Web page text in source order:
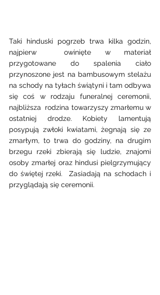
Taki hinduski pogrzeb trwa kilka godzin,
najpierw  owinięte w materiał
przygotowane do spalenia ciało
przynoszone jest na bambusowym stelażu
na schody na tyłach świątyni i tam odbywa
się coś w rodzaju funeralnej ceremonii,
najbliższa  rodzina towarzyszy zmarłemu w
ostatniej drodze. Kobiety lamentują
posypują zwłoki kwiatami, żegnają się ze
zmarłym, to trwa do godziny, na drugim
brzegu rzeki zbierają się ludzie, znajomi
osoby zmarłej oraz hindusi pielgrzymujący
do świętej rzeki.  Zasiadają na schodach i
przyglądają się ceremonii.